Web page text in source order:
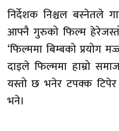
निर्देशक निश्चल बस्नेतले
आफ्नै गुरुको फिल्म
‘फिल्ममा बिम्बको प्रयोग
दाइले फिल्ममा हाम्रो
यस्तो छ भनेर टपक्क
भने।